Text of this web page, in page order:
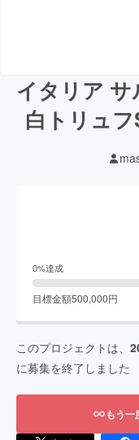
イタリア サ
白トリュ
0%達成
目標金額500,000円
このプロジェクトは、
に募集を終了しました
もう